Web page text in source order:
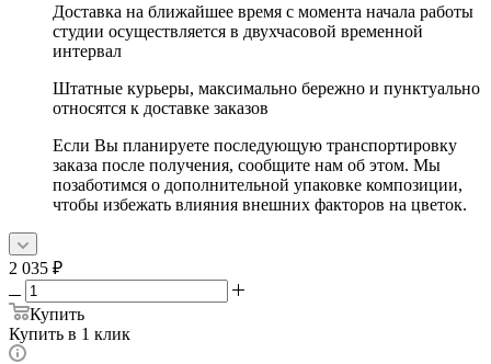
Доставка на ближайшее время с момента начала работы
студии осуществляется в двухчасовой временной
интервал
Штатные курьеры, максимально бережно и пунктуально
относятся к доставке заказов
Если Вы планируете последующую транспортировку
заказа после получения, сообщите нам об этом. Мы
позаботимся о дополнительной упаковке композиции,
чтобы избежать влияния внешних факторов на цветок.
2 035 ₽
Купить
Купить в 1 клик